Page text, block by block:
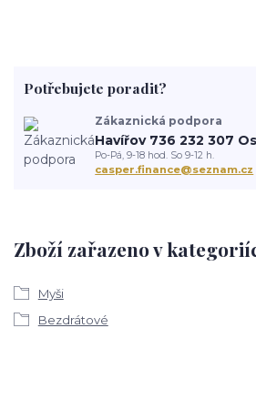
Zboží zařazeno v
Myši
Bezdrátové
Potřebujete poradit?
Zákaznická podpora
Havířov 736 232 307
Po-Pá, 9-18 hod. So 9-12 h.
casper.finance@seznam.cz